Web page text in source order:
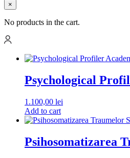
×
No products in the cart.
Psychological
1.100,00 lei
Add to cart
Psihosomatizarea